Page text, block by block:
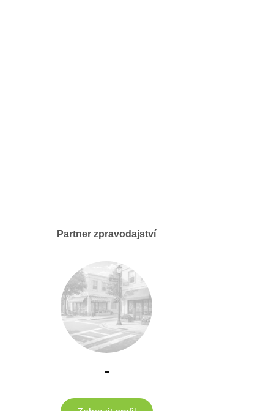
Partner zpravodajství
-